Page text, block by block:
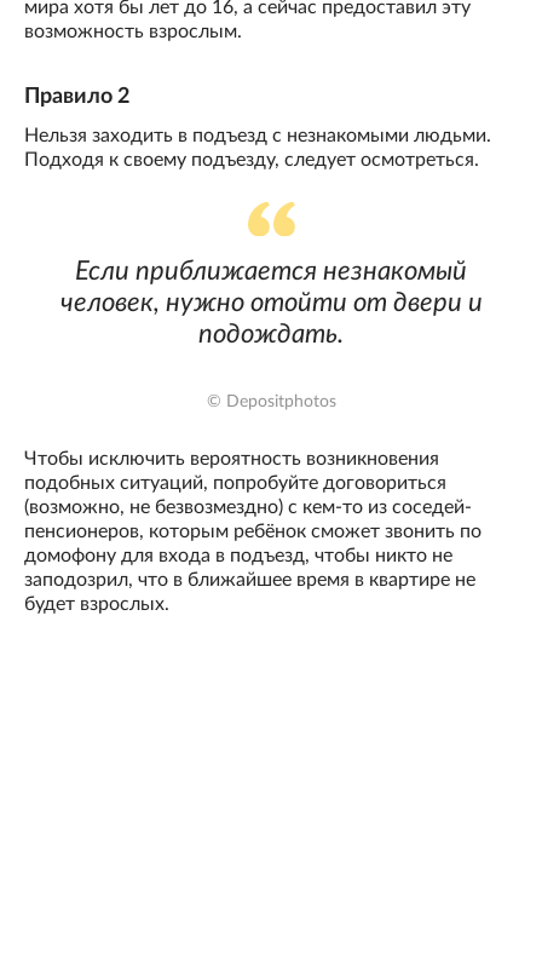
мира хотя бы лет до 16, а сейчас предоставил эту
возможность взрослым.
Правило 2
Нельзя заходить в подъезд с незнакомыми людьми.
Подходя к своему подъезду, следует осмотреться.
Если приближается незнакомый
человек, нужно отойти от двери и
подождать.
© Depositphotos
Чтобы исключить вероятность возникновения
подобных ситуаций, попробуйте договориться
(возможно, не безвозмездно) с кем-то из соседей-
пенсионеров, которым ребёнок сможет звонить по
домофону для входа в подъезд, чтобы никто не
заподозрил, что в ближайшее время в квартире не
будет взрослых.